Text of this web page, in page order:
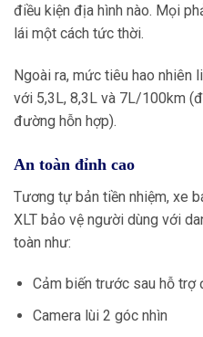
điều kiện địa hình nào. Mọi
lái một cách tức thời.
Ngoài ra, mức tiêu hao nhiên
với 5,3L, 8,3L và 7L/100km
đường hỗn hợp).
An toàn đỉnh cao
Tương tự bản tiền nhiệm, xe
XLT bảo vệ người dùng với
toàn như:
Cảm biến trước sau hỗ trợ
Camera lùi 2 góc nhìn